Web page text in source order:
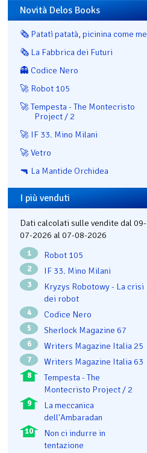
Novità Delos Books
🗞️ Patatì patatà, picinina come me
🗞️ La Fabbrica dei Futuri
👻 Codice Nero
🚀 Robot 105
🚀 Tempesta - The Montecristo
Project / 2
🚀 IF 33. Mino Milani
🚀 Vetro
🔫 La Mantide Orchidea
I più venduti
Dati calcolati sulle vendite dal 09-
07-2026 al 07-08-2026
1 Robot 105
2 IF 33. Mino Milani
3
Kryzys Robotowy - La crisi
dei robot
4 Codice Nero
5 Sherlock Magazine 67
6 Writers Magazine Italia 25
7 Writers Magazine Italia 63
8
Tempesta - The
Montecristo Project / 2
9
La meccanica
dell'Ambaradan
10
Non ci indurre in
tentazione